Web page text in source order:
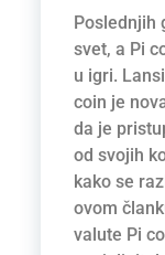
Poslednjih
svet, a Pi
u igri.
coin je
da je
od svojih
kako se
ovom
valute Pi